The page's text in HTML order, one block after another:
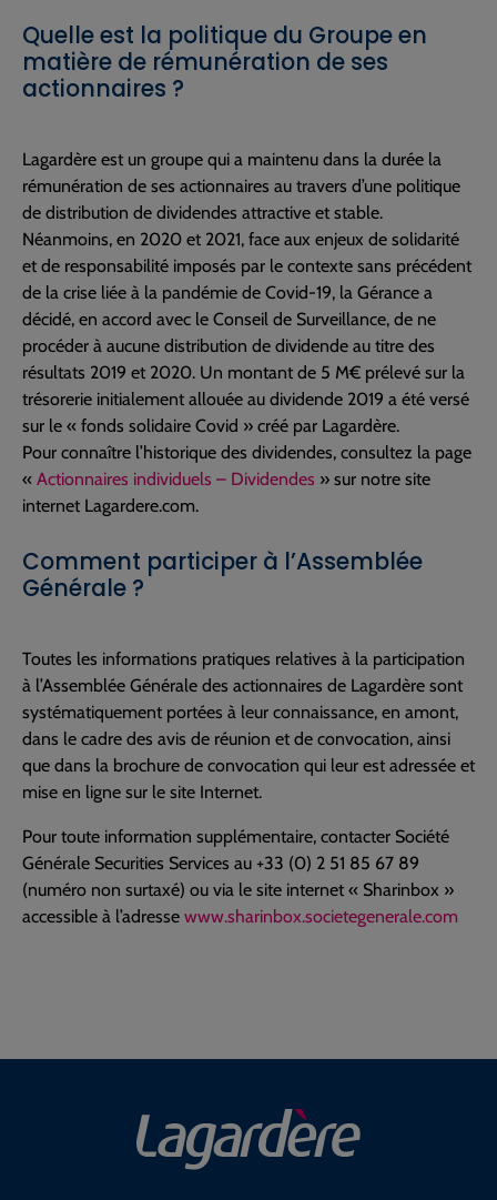
Quelle est la politique du Groupe en
matière de rémunération de ses
actionnaires ?
Lagardère est un groupe qui a maintenu dans la durée la
rémunération de ses actionnaires au travers d’une politique
de distribution de dividendes attractive et stable.
Néanmoins, en 2020 et 2021, face aux enjeux de solidarité
et de responsabilité imposés par le contexte sans précédent
de la crise liée à la pandémie de Covid-19, la Gérance a
décidé, en accord avec le Conseil de Surveillance, de ne
procéder à aucune distribution de dividende au titre des
résultats 2019 et 2020. Un montant de 5 M€ prélevé sur la
trésorerie initialement allouée au dividende 2019 a été versé
sur le « fonds solidaire Covid » créé par Lagardère.
Pour connaître l’historique des dividendes, consultez la page
« Actionnaires individuels – Dividendes » sur notre site
internet Lagardere.com.
Comment participer à l’Assemblée
Générale ?
Toutes les informations pratiques relatives à la participation
à l’Assemblée Générale des actionnaires de Lagardère sont
systématiquement portées à leur connaissance, en amont,
dans le cadre des avis de réunion et de convocation, ainsi
que dans la brochure de convocation qui leur est adressée et
mise en ligne sur le site Internet.
Pour toute information supplémentaire, contacter Société
Générale Securities Services au +33 (0) 2 51 85 67 89
(numéro non surtaxé) ou via le site internet « Sharinbox »
accessible à l’adresse www.sharinbox.societegenerale.com